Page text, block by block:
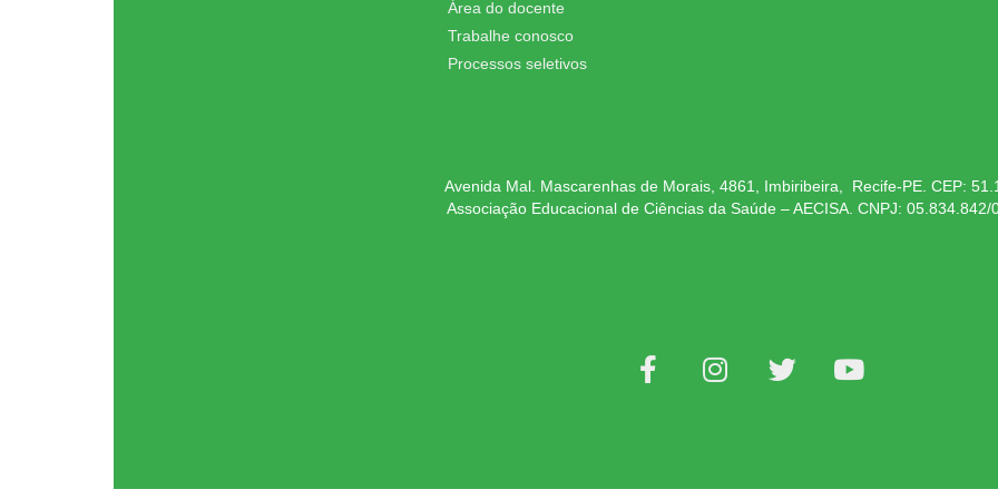
Área do docente
Trabalhe conosco
Processos seletivos
Avenida Mal. Mascarenhas de Morais, 4861, Imbiribeira, Recife-PE. CEP:
Associação Educacional de Ciências da Saúde – AECISA. CNPJ: 05.834.842/